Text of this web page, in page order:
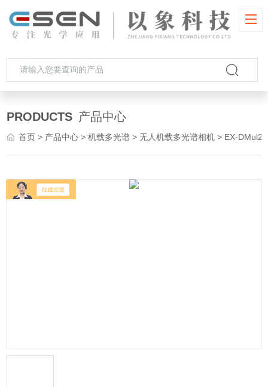
PRODUCTS 产品中心
首页 > 产品中心 >机载多光谱 >无人机载多光谱相机 > EX-DMul207无人机载多光谱相机